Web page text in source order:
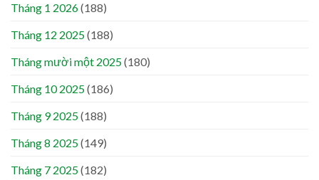
Tháng 1 2026(188)
Tháng 12 2025(188)
Tháng mười một 2025(180)
Tháng 10 2025(186)
Tháng 9 2025(188)
Tháng 8 2025(149)
Tháng 7 2025(182)